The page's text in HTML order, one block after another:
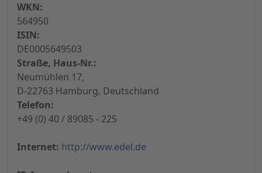
WKN:
564950
ISIN:
DE0005649503
Straße, Haus-Nr.:
Neumühlen 17,
D-22763 Hamburg, Deutschland
Telefon:
+49 (0) 40 / 89085 - 225
Internet: http://www.edel.de